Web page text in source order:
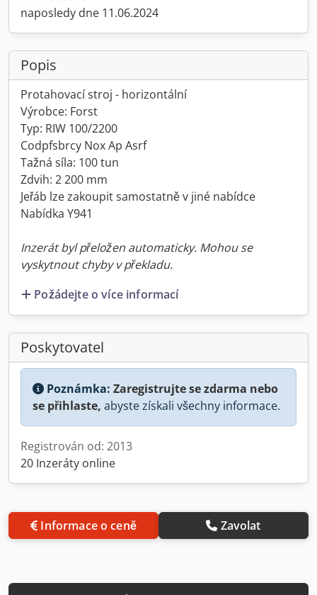
naposledy dne 11.06.2024
Popis
Protahovací stroj - horizontální
Výrobce: Forst
Typ: RIW 100/2200
Codpfsbrcy Nox Ap Asrf
Tažná síla: 100 tun
Zdvih: 2 200 mm
Jeřáb lze zakoupit samostatně v jiné nabídce
Nabídka Y941
Inzerát byl přeložen automaticky. Mohou se
vyskytnout chyby v překladu.
Požádejte o více informací
Poskytovatel
Poznámka: Zaregistrujte se zdarma nebo
se přihlaste, abyste získali všechny informace.
Registrován od: 2013
20 Inzeráty online
Informace o ceně Zavolat